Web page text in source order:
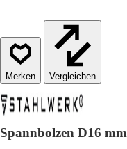
Vergleichen
Spannbolzen D16 mm